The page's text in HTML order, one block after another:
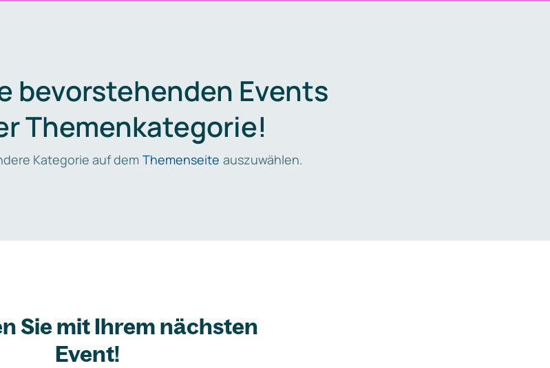
bevorstehenden Events
Themenkategorie!
Kategorie auf dem Themenseite auszuwählen.
Sie mit Ihrem nächsten
Event!